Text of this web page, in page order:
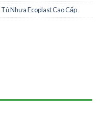
Tủ Nhựa Ecoplast Cao Cấp